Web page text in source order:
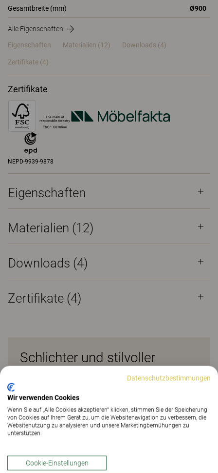
Gesamtbreite (mm) Ø900
Alle Eigenschaften
Eigenschaften Materialien (12) Downloads (4)
Zertifikate (4)
Zertifikate
NEPD-9939-9878
Eigenschaften
Materialien (12)
Downloads (4)
Zertifikate (4)
Schlichter und stilvoller
Besprechungs- und Esstisch
Mit Asto lässt sich ganz einfach ein guter Ort für
kurze Besprechungen, Briefings oder Pausen in
verschiedenen Arbeitsumgebungen oder in Kantinen
schaffen. Das schlichte und stilvolle Design dieses
sich über Trends hinweg. Asto eignet sich für
verschiedene Arten geplanter oder spontaner
Datenschutzbestimmungen
Wir verwenden Cookies
Wenn Sie auf „Alle Cookies akzeptieren“ klicken, stimmen Sie der Speicherung
von Cookies auf Ihrem Gerät zu, um die Websitenavigation zu verbessern, die
Websitenutzung zu analysieren und unsere Marketingbemühungen zu
unterstützen.
Cookie-Einstellungen